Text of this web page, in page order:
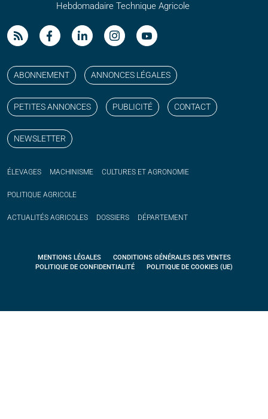
Hebdomadaire Technique Agricole
ABONNEMENT ANNONCES LÉGALES
PETITES ANNONCES PUBLICITÉ CONTACT
NEWSLETTER
ÉLEVAGES MACHINISME CULTURES ET AGRONOMIE
POLITIQUE AGRICOLE
ACTUALITÉS AGRICOLES DOSSIERS DÉPARTEMENT
MENTIONS LÉGALES
CONDITIONS GÉNÉRALES DES VENTES
POLITIQUE DE CONFIDENTIALITÉ
POLITIQUE DE COOKIES (UE)